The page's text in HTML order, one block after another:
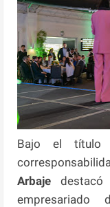
Bajo el título
Arbaje destacó
empresariado